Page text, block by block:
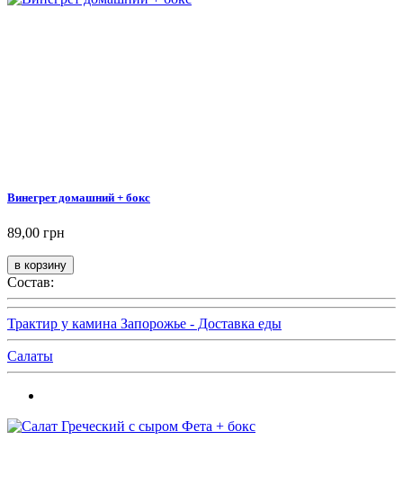
Винегрет домашний + бокс
89,00 грн
Состав:
Трактир у камина Запорожье - Доставка еды
Салаты